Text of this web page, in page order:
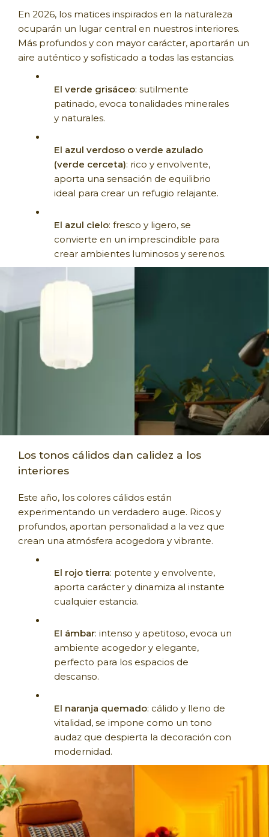
En 2026, los matices inspirados en la naturaleza
ocuparán un lugar central en nuestros interiores.
Más profundos y con mayor carácter, aportarán un
aire auténtico y sofisticado a todas las estancias.
El verde grisáceo: sutilmente
patinado, evoca tonalidades minerales
y naturales.
El azul verdoso o verde azulado
(verde cerceta): rico y envolvente,
aporta una sensación de equilibrio
ideal para crear un refugio relajante.
El azul cielo: fresco y ligero, se
convierte en un imprescindible para
crear ambientes luminosos y serenos.
Los tonos cálidos dan calidez a los
interiores
Este año, los colores cálidos están
experimentando un verdadero auge. Ricos y
profundos, aportan personalidad a la vez que
crean una atmósfera acogedora y vibrante.
El rojo tierra: potente y envolvente,
aporta carácter y dinamiza al instante
cualquier estancia.
El ámbar: intenso y apetitoso, evoca un
ambiente acogedor y elegante,
perfecto para los espacios de
descanso.
El naranja quemado: cálido y lleno de
vitalidad, se impone como un tono
audaz que despierta la decoración con
modernidad.